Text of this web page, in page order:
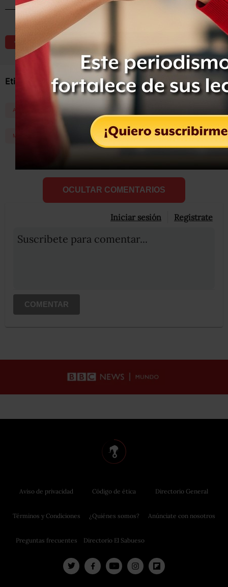
Compartir Leer después
Etiquetas:
ANUNCIO
MEXICO PEÑA
OCULTAR COMENTARIOS
Iniciar sesión Registrate
Suscribete para comentar...
COMENTAR
Aviso de privacidad
Términos y Condiciones
Preguntas frecuentes
Código de ética
¿Quiénes somos?
Directorio El Sabueso
Directorio General
Anúnciate con nosotros